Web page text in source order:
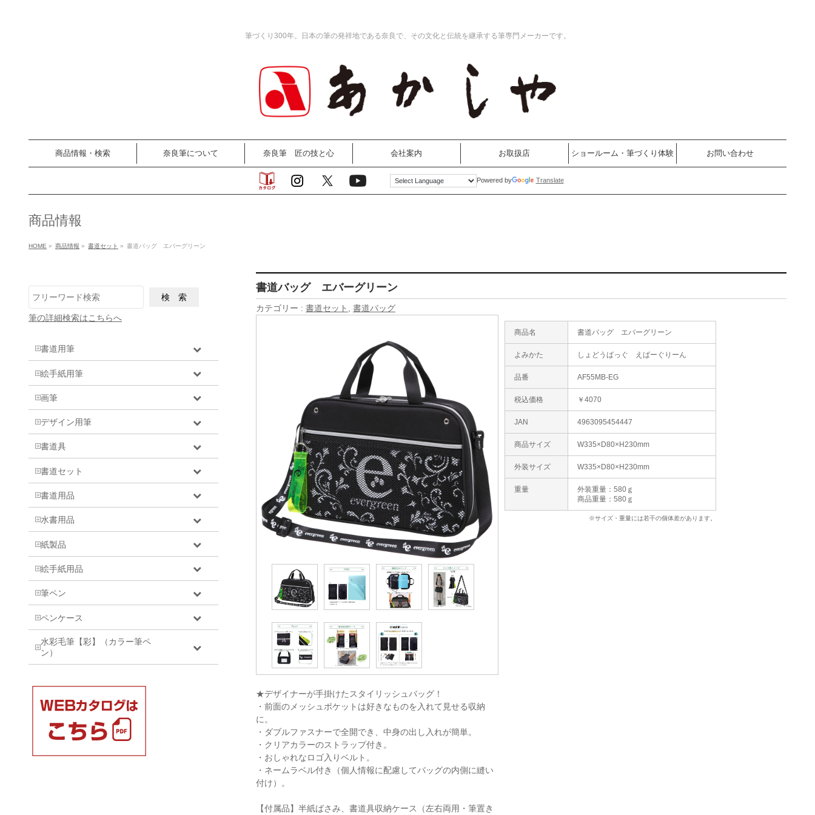
筆づくり300年。日本の筆の発祥地である奈良で、その文化と伝統を継承する筆専門メーカーです。
商品情報・検索 奈良筆について 奈良筆 匠の技と心 会社案内 お取扱店 ショールーム・筆づくり体験 お問い合わせ
Powered by Translate
商品情報
HOME » 商品情報 » 書道セット » 書道バッグ エバーグリーン
書道バッグ エバーグリーン
カテゴリー :書道セット ,書道バッグ
★デザイナーが手掛けたスタイリッシュバッグ！
・前面のメッシュポケットは好きなものを入れて見せる収納
に。
・ダブルファスナーで全開でき、中身の出し入れが簡単。
・クリアカラーのストラップ付き。
・おしゃれなロゴ入りベルト。
・ネームラベル付き（個人情報に配慮してバッグの内側に縫い
付け）。
【付属品】半紙ばさみ、書道具収納ケース（左右両用・筆置き
※サイズ・重量には若干の個体差があります。
商品名 書道バッグ エバーグリーン
よみかた しょどうばっぐ えばーぐりーん
品番 AF55MB-EG
税込価格 ￥4070
JAN 4963095454447
商品サイズ W335×D80×H230mm
外装サイズ W335×D80×H230mm
重量
外装重量：580ｇ
商品重量：580ｇ
筆の詳細検索はこちらへ
書道用筆
絵手紙用筆
画筆
デザイン用筆
書道具
書道セット
書道用品
水書用品
紙製品
絵手紙用品
筆ペン
ペンケース
水彩毛筆【彩】（カラー筆ペ
ン）